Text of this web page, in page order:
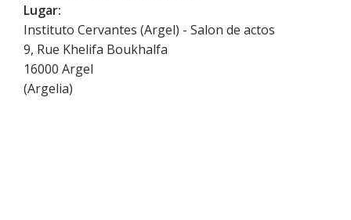
Lugar:
Instituto Cervantes (Argel) - Salon de actos
9, Rue Khelifa Boukhalfa
16000 Argel
(Argelia)